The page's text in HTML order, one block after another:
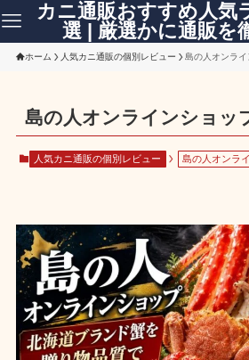
カニ通販おすすめ人気
選 | 厳選かに通販を
ホーム 人気カニ通販の個別レビュー 島の人オンラ
島の人オンラインショッ
人気カニ通販の個別レビュー 島の人オンラ